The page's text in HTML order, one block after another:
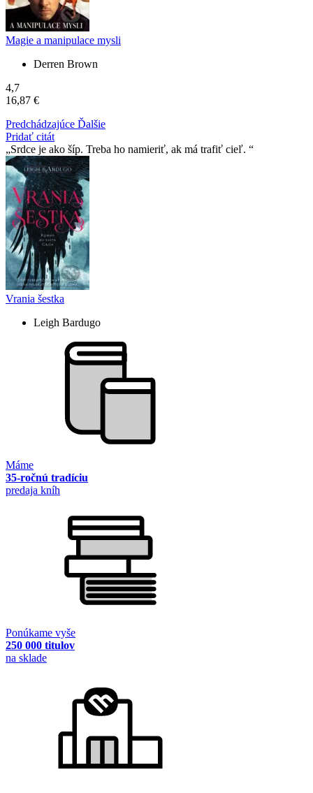
Magie a manipulace mysli
Derren Brown
4,7
16,87 €
Predchádzajúce Ďalšie
Pridať citát
Srdce je ako šíp. Treba ho namieriť, ak má trafiť cieľ.
Vrania šestka
Leigh Bardugo
Máme
35-ročnú tradíciu
predaja kníh
Ponúkame vyše
250 000 titulov
na sklade